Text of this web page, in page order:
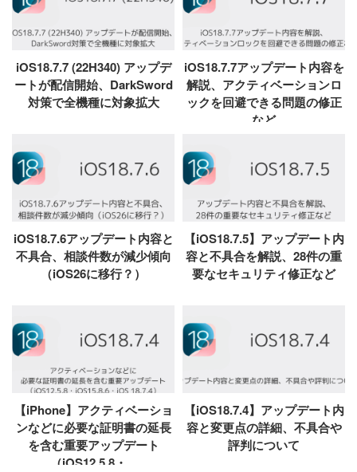
iOS18.7.7 (22H340) アップデ
ートが配信開始、DarkSword
対策で全機種に対象拡大
iOS18.7.7アップデート内容を
解説、アクティベーションロ
ックを回避できる問題の修正
など
iOS18.7.6アップデート内容と
不具合、相談件数が減少傾向
（iOS26に移行？）
【iOS18.7.5】アップデート内
容と不具合を解説、28件の重
要なセキュリティ修正など
【iPhone】アクティベーショ
ンなどに必要な証明書の延長
を含む重要アップデート
（iOS12.5.8・...
【iOS18.7.4】アップデート内
容と変更点の詳細、不具合や
評判について